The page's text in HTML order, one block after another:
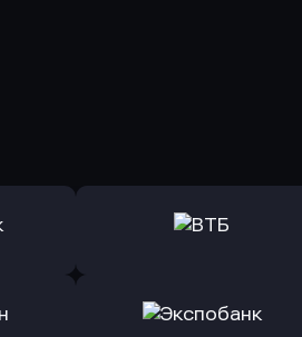
Оправить заявку